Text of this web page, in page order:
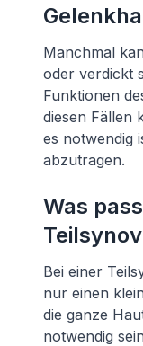
Manchmal
oder verdickt
Funktionen
diesen Fällen
es notwendig
abzutragen.
Was
Bei einer
nur einen
die ganze
notwendig